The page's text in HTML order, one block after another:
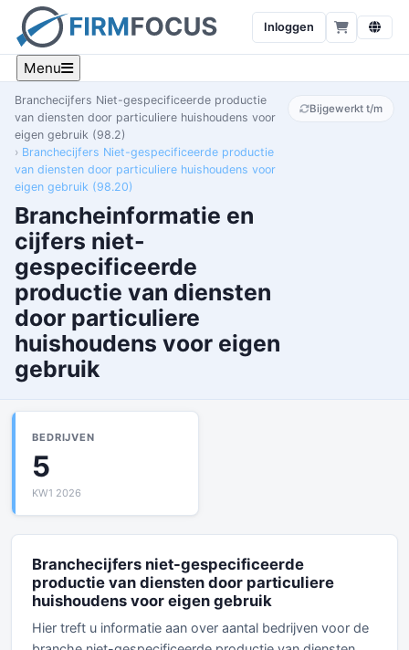
Inloggen
Menu
Branchecijfers Niet-gespecificeerde productie
van diensten door particuliere huishoudens voor
eigen gebruik (98.2)
Branchecijfers Niet-gespecificeerde productie
van diensten door particuliere huishoudens voor
eigen gebruik (98.20)
Brancheinformatie en
cijfers niet-
gespecificeerde
productie van diensten
door particuliere
huishoudens voor eigen
gebruik
Bijgewerkt t/m
BEDRIJVEN
5
KW1 2026
Branchecijfers niet-gespecificeerde
productie van diensten door particuliere
huishoudens voor eigen gebruik
Hier treft u informatie aan over aantal bedrijven voor de